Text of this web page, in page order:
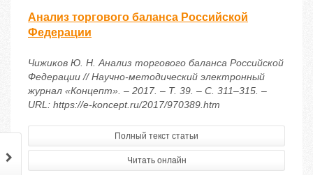
Анализ торгового баланса Российской
Федерации
Чижиков Ю. Н. Анализ торгового баланса Российской
Федерации // Научно-методический электронный
журнал «Концепт». – 2017. – Т. 39. – С. 311–315. –
URL: https://e-koncept.ru/2017/970389.htm
Полный текст статьи
Читать онлайн